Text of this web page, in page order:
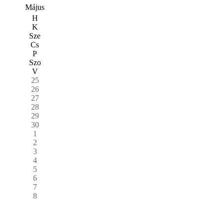
Május
H
K
Sze
Cs
P
Szo
V
25
26
27
28
29
30
1
2
3
4
5
6
7
8